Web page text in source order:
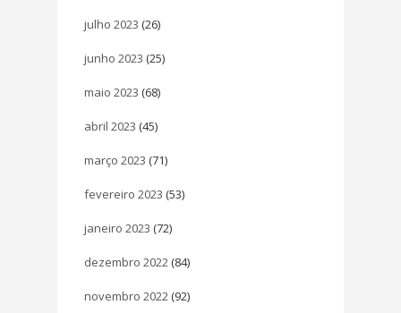
julho 2023 (26)
junho 2023 (25)
maio 2023 (68)
abril 2023 (45)
março 2023 (71)
fevereiro 2023 (53)
janeiro 2023 (72)
dezembro 2022 (84)
novembro 2022 (92)